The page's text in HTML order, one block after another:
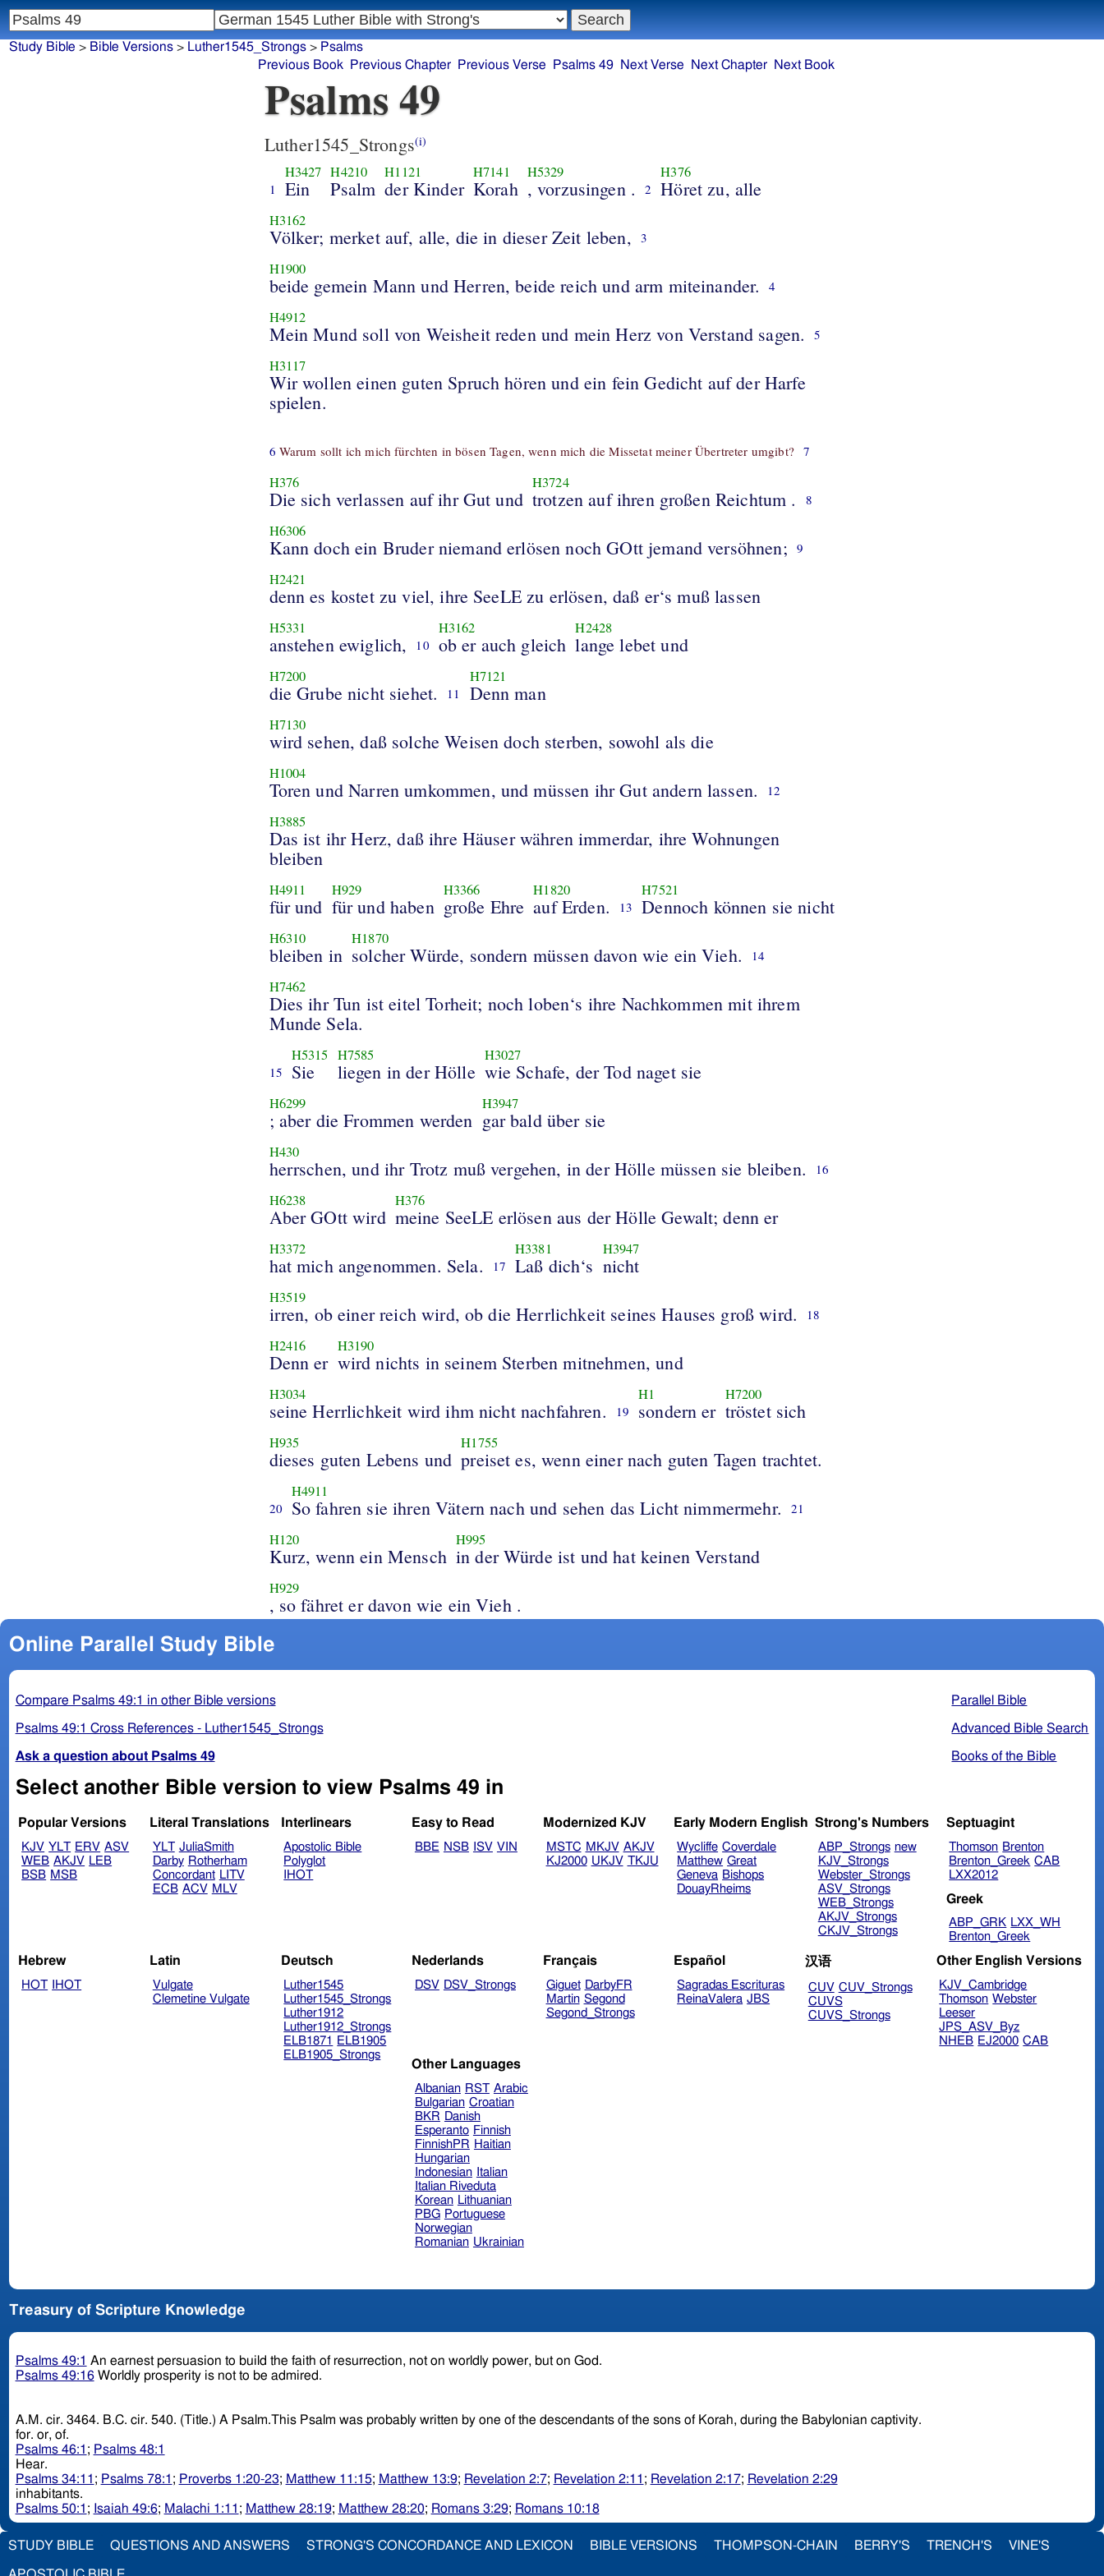
Study Bible > Bible Versions> Luther1545_Strongs> Psalms
Previous Book
Previous Chapter Previous Verse Psalms 49 Next Verse Next Chapter Next Book
Psalms 49
Luther1545_Strongs(i)
1
H3427
Ein
H4210
Psalm
H1121
der Kinder
H7141
Korah
H5329
, vorzusingen . 2
H376
Höret zu, alle
H3162
Völker; merket auf, alle, die in dieser Zeit leben, 3
H1900
beide gemein Mann und Herren, beide reich und arm miteinander. 4
H4912
Mein Mund soll von Weisheit reden und mein Herz von Verstand sagen. 5
H3117
Wir wollen einen guten Spruch hören und ein fein Gedicht auf der Harfe
spielen.
6 Warum sollt ich mich fürchten in bösen Tagen, wenn mich die Missetat meiner Übertreter umgibt? 7
H376
Die sich verlassen auf ihr Gut und
H3724
trotzen auf ihren großen Reichtum . 8
H6306
Kann doch ein Bruder niemand erlösen noch GOtt jemand versöhnen; 9
H2421
denn es kostet zu viel, ihre SeeLE zu erlösen, daß er‘s muß lassen
H5331
anstehen ewiglich, 10
H3162
ob er auch gleich
H2428
lange lebet und
H7200
die Grube nicht siehet. 11
H7121
Denn man
H7130
wird sehen, daß solche Weisen doch sterben, sowohl als die
H1004
Toren und Narren umkommen, und müssen ihr Gut andern lassen. 12
H3885
Das ist ihr Herz, daß ihre Häuser währen immerdar, ihre Wohnungen
bleiben
H4911
für und
H929
für und haben
H3366
große Ehre
H1820
auf Erden. 13
H7521
Dennoch können sie nicht
H6310
bleiben in
H1870
solcher Würde, sondern müssen davon wie ein Vieh. 14
H7462
Dies ihr Tun ist eitel Torheit; noch loben‘s ihre Nachkommen mit ihrem
Munde Sela.
15
H5315
Sie
H7585
liegen in der Hölle
H3027
wie Schafe, der Tod naget sie
H6299
; aber die Frommen werden
H3947
gar bald über sie
H430
herrschen, und ihr Trotz muß vergehen, in der Hölle müssen sie bleiben. 16
H6238
Aber GOtt wird
H376
meine SeeLE erlösen aus der Hölle Gewalt; denn er
H3372
hat mich angenommen. Sela. 17
H3381
Laß dich‘s
H3947
nicht
H3519
irren, ob einer reich wird, ob die Herrlichkeit seines Hauses groß wird. 18
H2416
Denn er
H3190
wird nichts in seinem Sterben mitnehmen, und
H3034
seine Herrlichkeit wird ihm nicht nachfahren. 19
H1
sondern er
H7200
tröstet sich
H935
dieses guten Lebens und
H1755
preiset es, wenn einer nach guten Tagen trachtet.
20
H4911
So fahren sie ihren Vätern nach und sehen das Licht nimmermehr. 21
H120
Kurz, wenn ein Mensch
H995
in der Würde ist und hat keinen Verstand
H929
, so fähret er davon wie ein Vieh .
Online Parallel Study Bible
Parallel Bible
Advanced Bible Search
Books of the Bible
Compare Psalms 49:1 in other Bible versions
Psalms 49:1 Cross References - Luther1545_Strongs
Ask a question about Psalms 49
Select another Bible version to view Psalms 49 in
Popular Versions
KJV YLT ERV ASV
WEB AKJV LEB
BSB MSB
Literal Translations
YLT JuliaSmith
Darby Rotherham
Concordant LITV
ECB ACV MLV
Interlinears
Apostolic Bible
Polyglot
IHOT
Easy to Read
BBE NSB ISV VIN
Modernized KJV
MSTC MKJV AKJV
KJ2000 UKJV TKJU
Early Modern English
Wycliffe Coverdale
Matthew Great
Geneva Bishops
DouayRheims
Strong's Numbers
ABP_Strongs new
KJV_Strongs
Webster_Strongs
ASV_Strongs
WEB_Strongs
AKJV_Strongs
CKJV_Strongs
Septuagint
Thomson Brenton
Brenton_Greek CAB
LXX2012
Greek
ABP_GRK LXX_WH
Brenton_Greek
Hebrew
HOT IHOT
Latin
Vulgate
Clemetine Vulgate
Deutsch
Luther1545
Luther1545_Strongs
Luther1912
Luther1912_Strongs
ELB1871
ELB1905
ELB1905_Strongs
Nederlands
DSV DSV_Strongs
Français
Giguet DarbyFR
Martin Segond
Segond_Strongs
Español
Sagradas Escrituras
ReinaValera JBS
汉语
CUV CUV_Strongs
CUVS
CUVS_Strongs
Other English Versions
KJV_Cambridge
Thomson Webster
Leeser
JPS_ASV_Byz
NHEB EJ2000 CAB
Other Languages
Albanian RST Arabic
Bulgarian Croatian
BKR Danish
Esperanto Finnish
FinnishPR Haitian
Hungarian
Indonesian
Italian
Italian Riveduta
Korean Lithuanian
PBG Portuguese
Norwegian
Romanian Ukrainian
Treasury of Scripture Knowledge
Psalms 49:1 An earnest persuasion to build the faith of resurrection, not on worldly power, but on God.
Psalms 49:16Worldly prosperity is not to be admired.
A.M. cir. 3464. B.C. cir. 540. (Title.) A Psalm.This Psalm was probably written by one of the descendants of the sons of Korah, during the Babylonian captivity.
for. or, of.
Psalms 46:1 ; Psalms 48:1
Hear.
Psalms 34:11 ; Psalms 78:1 ; Proverbs 1:20-23; Matthew 11:15; Matthew 13:9; Revelation 2:7; Revelation 2:11 ; Revelation 2:17; Revelation 2:29
inhabitants.
Psalms 50:1 ; Isaiah 49:6; Malachi 1:11 ; Matthew 28:19; Matthew 28:20; Romans 3:29; Romans 10:18
STUDY BIBLE QUESTIONS AND ANSWERS STRONG'S CONCORDANCE AND LEXICON BIBLE VERSIONS THOMPSON-CHAIN BERRY'S TRENCH'S VINE'S